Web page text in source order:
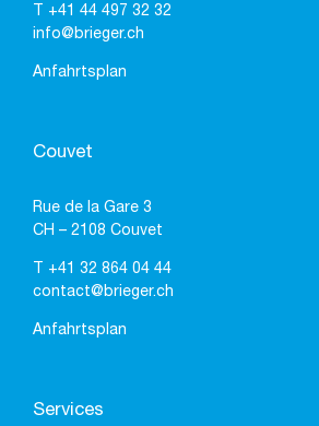
+41 44 497 32 32
info@brieger.ch
Anfahrtsplan
Couvet
Rue de la Gare 3
CH – 2108 Couvet
+41 32 864 04 44
contact@brieger.ch
Anfahrtsplan
Services